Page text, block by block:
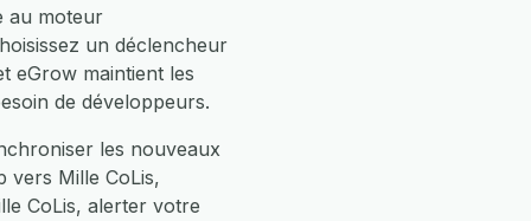
au moteur
un déclencheur
eGrow maintient les
de développeurs.
les nouveaux
vers Mille CoLis,
CoLis, alerter votre